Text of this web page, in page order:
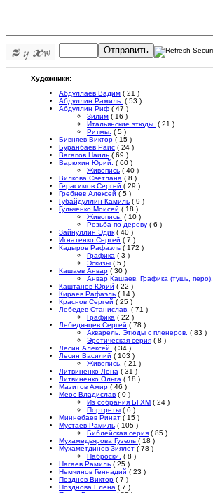
Отправить
Художники:
Абдуллаев Вадим ( 21 )
Абдуллин Рамиль. ( 53 )
Абдуллин Риф ( 47 )
Зилим ( 16 )
Итальянские этюды. ( 21 )
Ритмы. ( 5 )
Бивняев Виктор ( 15 )
Буранбаев Раис ( 24 )
Вагапов Наиль ( 69 )
Варюхин Юрий. ( 60 )
Живопись ( 40 )
Вилкова Светлана ( 8 )
Герасимов Сергей ( 29 )
Гребнев Алексей ( 5 )
Губайдуллин Камиль ( 9 )
Гульченко Моисей ( 18 )
Живопись. ( 10 )
Резьба по дереву ( 6 )
Зайнуллин Эдик ( 40 )
Игнатенко Сергей ( 7 )
Кадыров Рафаэль ( 172 )
Графика ( 3 )
Эскизы ( 5 )
Кашаев Анвар ( 30 )
Анвар Кашаев. Графика (тушь, перо).
Каштанов Юрий ( 22 )
Кираев Рафаэль ( 14 )
Краснов Сергей ( 25 )
Лебедев Станислав. ( 71 )
Графика ( 22 )
Лебедянцев Сергей ( 78 )
Акварель. Этюды с пленеров. ( 83 )
Эротическая серия ( 8 )
Лесин Алексей. ( 34 )
Лесин Василий ( 103 )
Живопись. ( 21 )
Литвиненко Лена ( 31 )
Литвиненко Ольга ( 18 )
Мазитов Амир ( 46 )
Меос Владислав ( 0 )
Из собрания БГХМ ( 24 )
Портреты ( 6 )
Миннебаев Ринат ( 15 )
Мустаев Рамиль ( 105 )
Библейская серия ( 85 )
Мухамедьярова Гузель ( 18 )
Мухаметдинов Зиялет ( 78 )
Наброски. ( 8 )
Нагаев Рамиль ( 25 )
Немчинов Геннадий ( 23 )
Позднов Виктор ( 7 )
Позднова Елена ( 7 )